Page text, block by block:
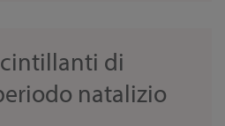
di
natalizio